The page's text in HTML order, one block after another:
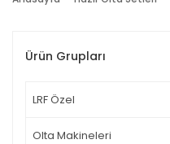
Ürün Grupları
LRF Özel
Olta Makineleri